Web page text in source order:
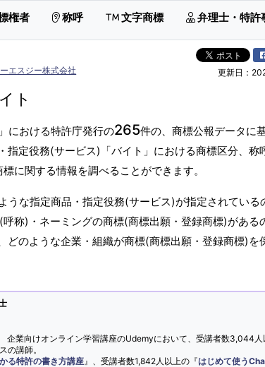
権者 称呼 文字商標 弁理士・特許
エスジー株式会社 更新日：
ト
における特許庁発行の265件の、商標公報データに
定役務(サービス)「バイト」における商標区分、称
に関する情報を調べることができます。
な指定商品・指定役務(サービス)が指定されている
称)・ネーミングの商標(商標出願・登録商標)がある
のような企業・組織が商標(商標出願・登録商標)を
企業向けオンライン学習講座のUdemyにおいて、受講者数3,044人
の講師。
る特許の書き方講座 』、受講者数1,842人以上の『はじめて使う